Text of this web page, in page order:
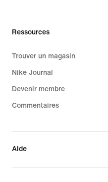
Ressources
Trouver un magasin
Nike Journal
Devenir membre
Commentaires
Aide